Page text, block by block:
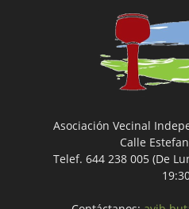
Asociación Vecinal
Calle
Telef. 644 238 005 (De